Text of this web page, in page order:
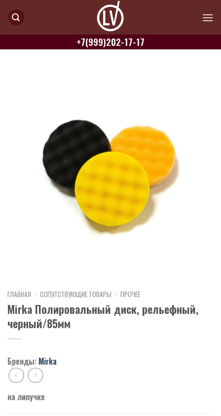
+7(999)202-17-17
ГЛАВНАЯ / СОПУТСТВУЮЩИЕ ТОВАРЫ / ПРОЧЕЕ
Mirka Полировальный диск, рельефный,
черный/85мм
Бренды: Mirka
на липучке